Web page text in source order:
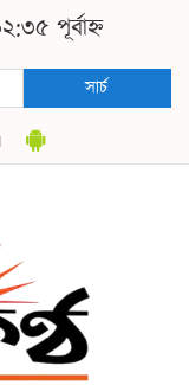
পূর্বাহ্ন
সার্চ